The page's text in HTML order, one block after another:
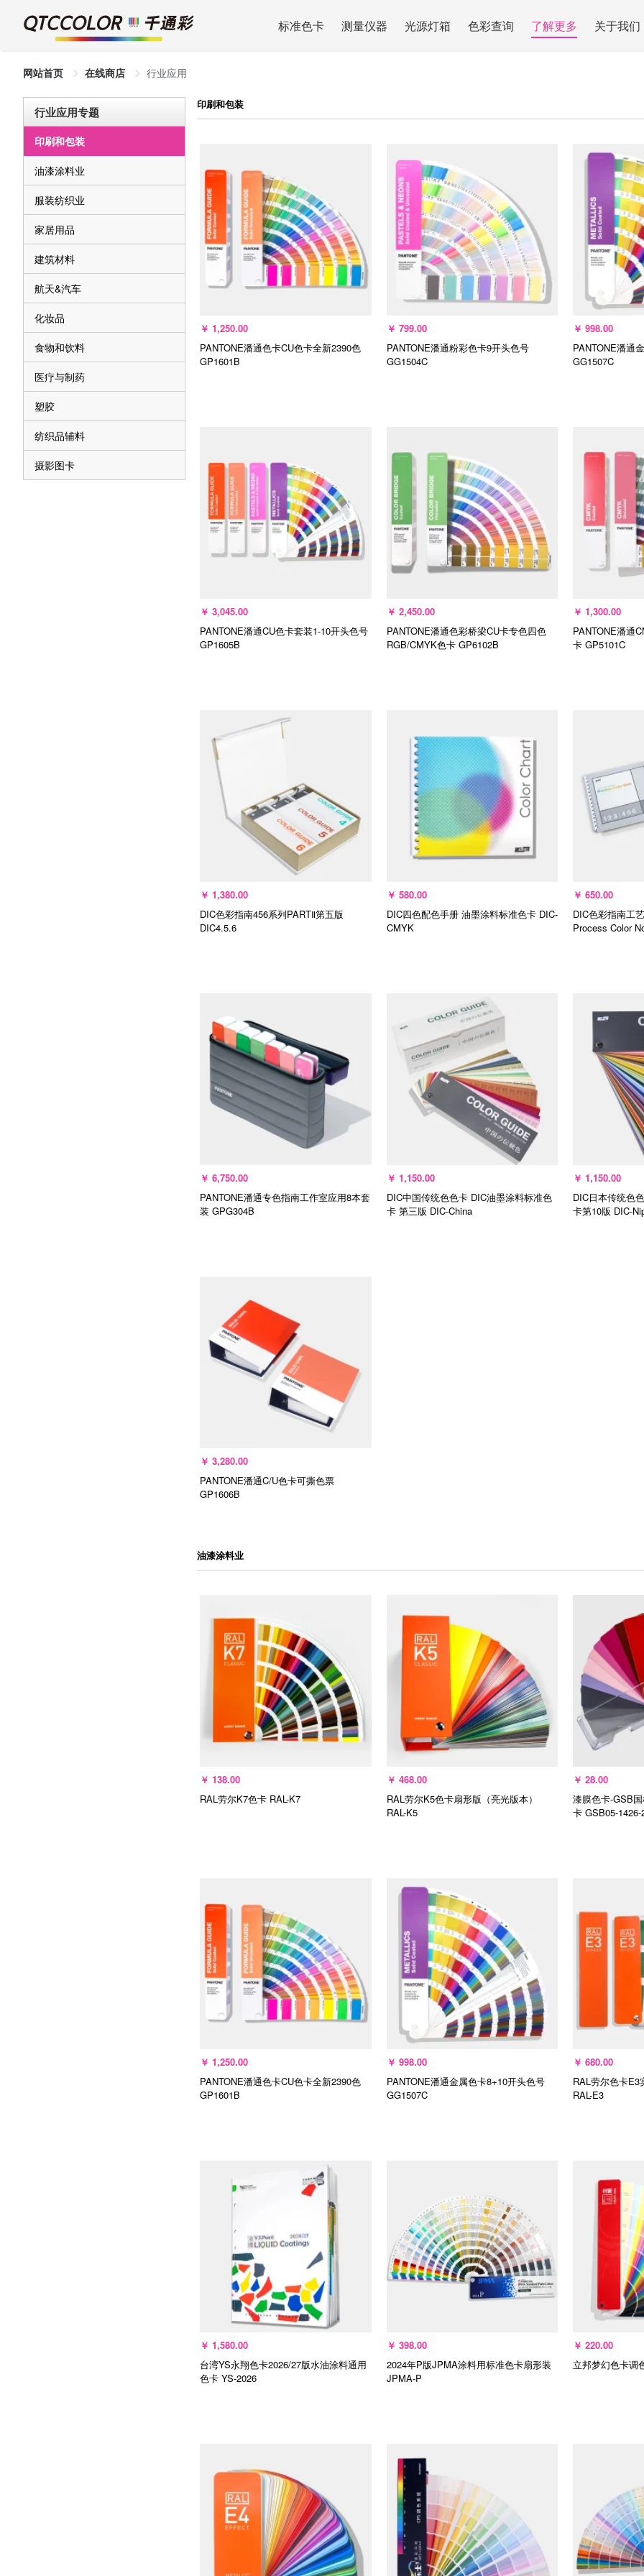
标准色卡 测量仪器 光源灯箱 色彩查询 了解更多 关于我们
网站首页 在线商店 行业应用
行业应用专题
印刷和包装
油漆涂料业
服装纺织业
家居用品
建筑材料
航天&汽车
化妆品
食物和饮料
医疗与制药
塑胶
纺织品辅料
摄影图卡
印刷和包装
￥ 1,250.00
PANTONE潘通色卡CU色卡全新2390色
GP1601B
￥ 799.00
PANTONE潘通粉彩色卡9开头色号
GG1504C
加入购物车
￥ 998.00
PANTONE潘通
GG1507C
￥ 3,045.00
PANTONE潘通CU色卡套装1-10开头色号
GP1605B
加入购物车
￥ 2,450.00
PANTONE潘通色彩桥梁CU卡专色四色
RGB/CMYK色卡 GP6102B
加入购物车
￥ 1,300.00
PANTONE潘通
卡 GP5101C
￥ 1,380.00
DIC色彩指南456系列PARTⅡ第五版
DIC4.5.6
加入购物车
￥ 580.00
DIC四色配色手册 油墨涂料标准色卡 DIC-
CMYK
无货
￥ 650.00
DIC色彩指南工
Process Color
￥ 6,750.00
PANTONE潘通专色指南工作室应用8本套
装 GPG304B
加入购物车
￥ 1,150.00
DIC中国传统色色卡 DIC油墨涂料标准色
卡 第三版 DIC-China
￥ 1,150.00
DIC日本传统色
卡第10版 DIC-
￥ 3,280.00
PANTONE潘通C/U色卡可撕色票
GP1606B
油漆涂料业
￥ 138.00
RAL劳尔K7色卡 RAL-K7
加入购物车
￥ 468.00
RAL劳尔K5色卡扇形版（亮光版本）
RAL-K5
选择规格
￥ 28.00
漆膜色卡-GSB
卡 GSB05-1426-
￥ 1,250.00
PANTONE潘通色卡CU色卡全新2390色
GP1601B
加入购物车
￥ 998.00
PANTONE潘通金属色卡8+10开头色号
GG1507C
￥ 680.00
RAL劳尔色卡E3
RAL-E3
￥ 1,580.00
台湾YS永翔色卡2026/27版水油涂料通用
色卡 YS-2026
选择规格
￥ 398.00
2024年P版JPMA涂料用标准色卡扇形装
JPMA-P
￥ 220.00
立邦梦幻色卡调